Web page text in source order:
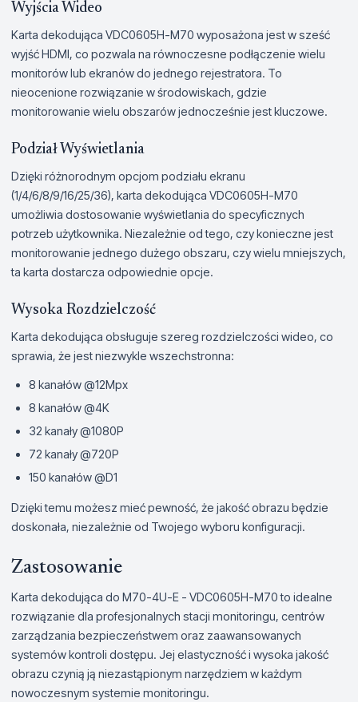
Wyjścia Wideo
Karta dekodująca VDC0605H-M70 wyposażona jest w sześć
wyjść HDMI, co pozwala na równoczesne podłączenie wielu
monitorów lub ekranów do jednego rejestratora. To
nieocenione rozwiązanie w środowiskach, gdzie
monitorowanie wielu obszarów jednocześnie jest kluczowe.
Podział Wyświetlania
Dzięki różnorodnym opcjom podziału ekranu
(1/4/6/8/9/16/25/36), karta dekodująca VDC0605H-M70
umożliwia dostosowanie wyświetlania do specyficznych
potrzeb użytkownika. Niezależnie od tego, czy konieczne jest
monitorowanie jednego dużego obszaru, czy wielu mniejszych,
ta karta dostarcza odpowiednie opcje.
Wysoka Rozdzielczość
Karta dekodująca obsługuje szereg rozdzielczości wideo, co
sprawia, że jest niezwykle wszechstronna:
8 kanałów @12Mpx
8 kanałów @4K
32 kanały @1080P
72 kanały @720P
150 kanałów @D1
Dzięki temu możesz mieć pewność, że jakość obrazu będzie
doskonała, niezależnie od Twojego wyboru konfiguracji.
Zastosowanie
Karta dekodująca do M70-4U-E - VDC0605H-M70 to idealne
rozwiązanie dla profesjonalnych stacji monitoringu, centrów
zarządzania bezpieczeństwem oraz zaawansowanych
systemów kontroli dostępu. Jej elastyczność i wysoka jakość
obrazu czynią ją niezastąpionym narzędziem w każdym
nowoczesnym systemie monitoringu.